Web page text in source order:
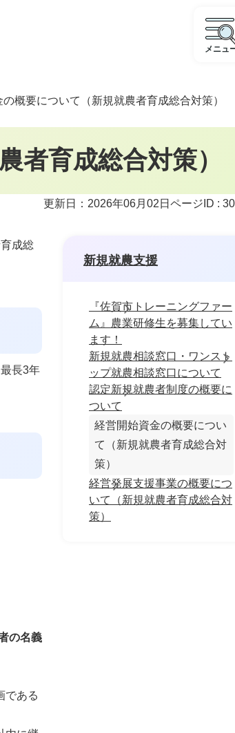
メニュ
概要について（新規就農者育成総合対策）
者育成総合対策）
更新日：2026年06月02日 ページID :
成総
長3年
の名義
である
新規就農支援
『佐賀市トレーニングファー
ム』農業研修生を募集してい
ます！
新規就農相談窓口・ワンスト
ップ就農相談窓口について
認定新規就農者制度の概要に
ついて
経営開始資金の概要につい
て（新規就農者育成総合対
策）
経営発展支援事業の概要につ
いて（新規就農者育成総合対
策）